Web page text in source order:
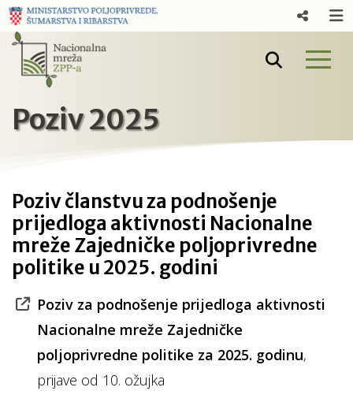
Poziv 2025
Poziv članstvu za podnošenje
prijedloga aktivnosti Nacionalne
mreže Zajedničke poljoprivredne
politike u 2025. godini
Poziv za podnošenje prijedloga aktivnosti
Nacionalne mreže Zajedničke
poljoprivredne politike za 2025. godinu,
prijave od 10. ožujka